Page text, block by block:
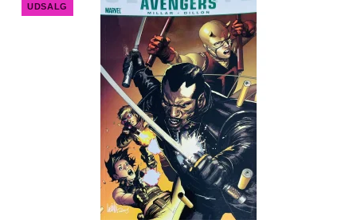
UDSALG